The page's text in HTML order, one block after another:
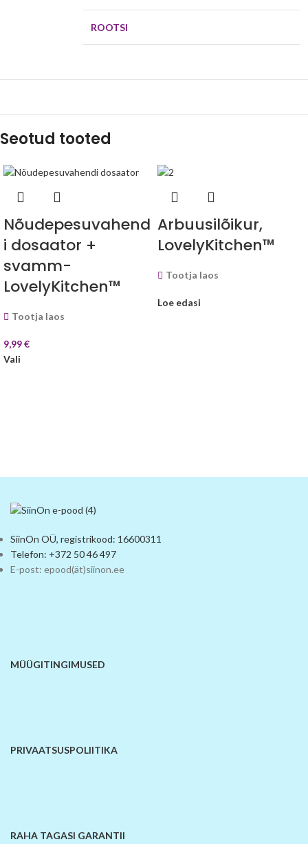
ROOTSI
Seotud tooted
Nõudepesuvahend
i dosaator +
svamm-
LovelyKitchen™
Tootja laos
9,99€
Vali
Arbuusilõikur,
LovelyKitchen™
Tootja laos
Loe edasi
SiinOn OÜ, registrikood: 16600311
Telefon: +372 50 46 497
E-post: epood(ät)siinon.ee
MÜÜGITINGIMUSED
PRIVAATSUSPOLIITIKA
RAHA TAGASI GARANTII